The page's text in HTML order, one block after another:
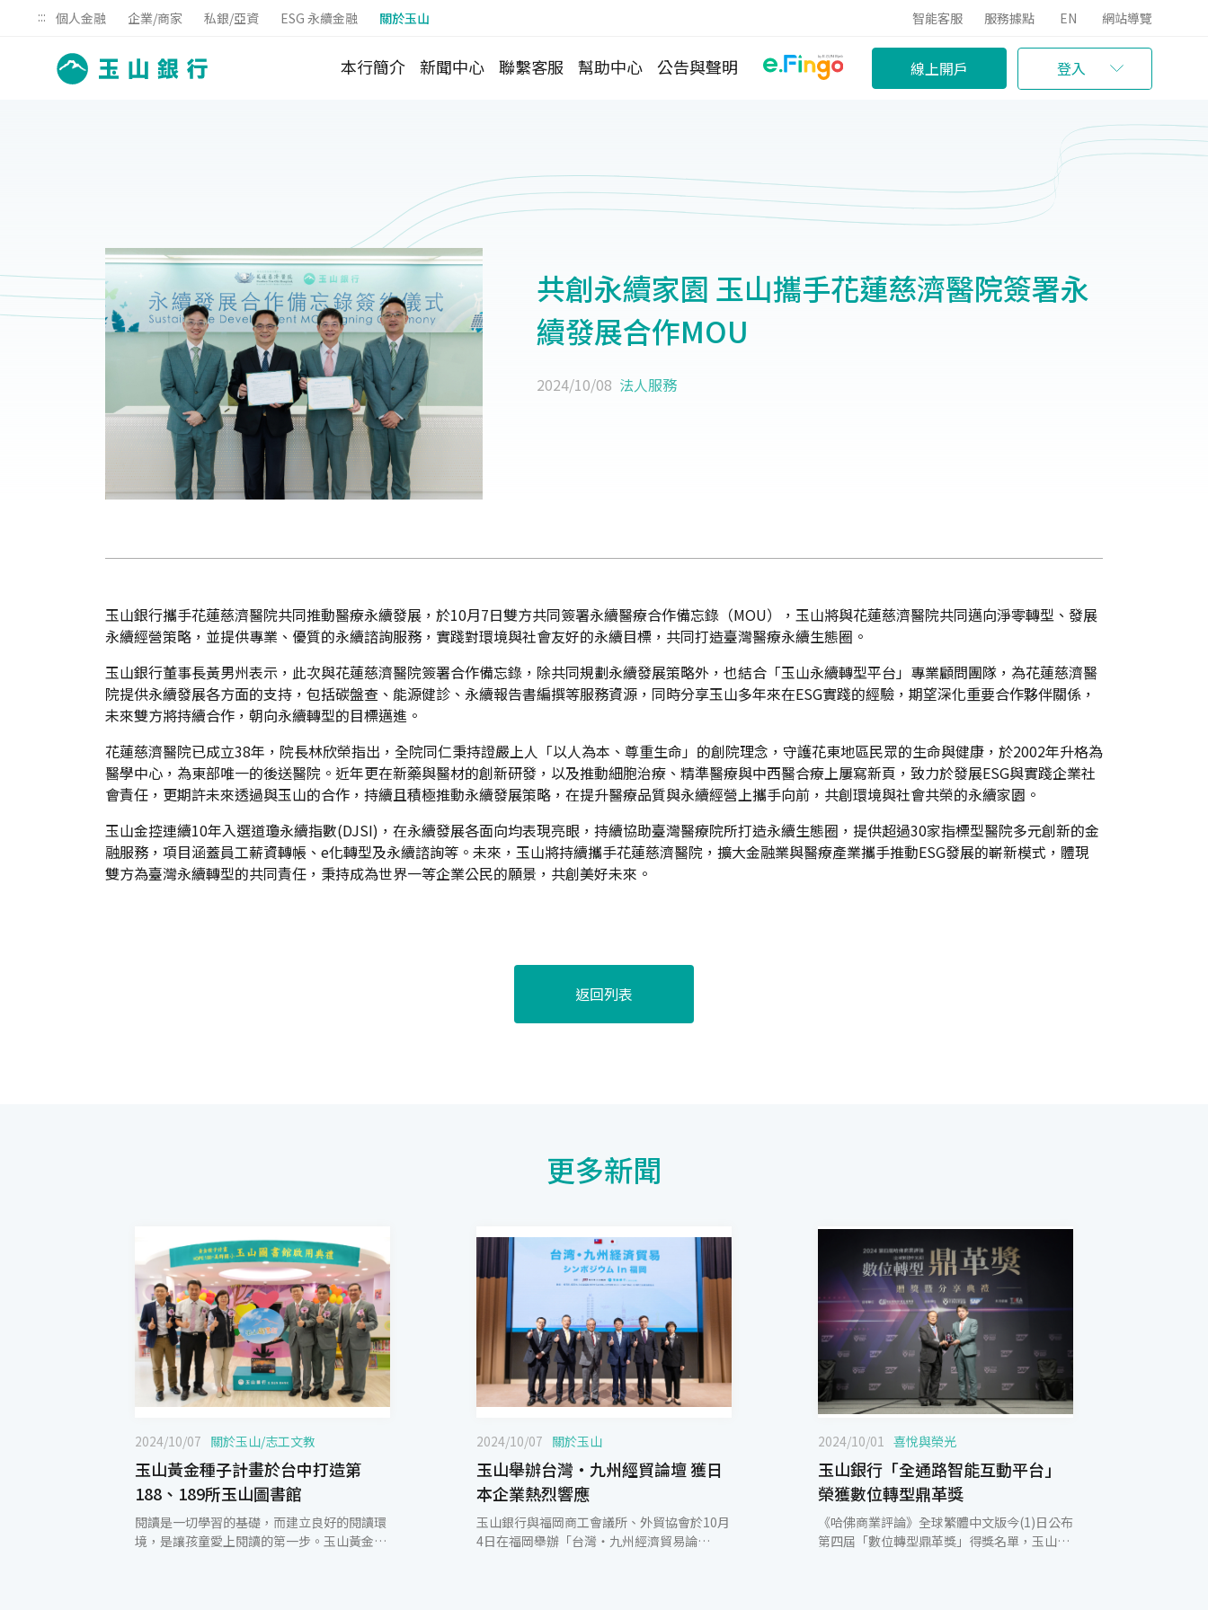
::: 個人金融 企業/商家 私銀/亞資 ESG 永續金融 關於玉山 智能客服 服務據點 EN 網站導覽
本行簡介 新聞中心 聯繫客服 幫助中心 公告與聲明 線上開戶 登入
共創永續家園 玉山攜手花蓮慈濟醫院簽署永
續發展合作MOU
2024/10/08 法人服務
玉山銀行攜手花蓮慈濟醫院共同推動醫療永續發展，於10月7日雙方共同簽署永續醫療合作備忘錄（MOU），玉山將與花蓮慈濟醫院共同邁向淨零轉型、發展
永續經營策略，並提供專業、優質的永續諮詢服務，實踐對環境與社會友好的永續目標，共同打造臺灣醫療永續生態圈。
玉山銀行董事長黃男州表示，此次與花蓮慈濟醫院簽署合作備忘錄，除共同規劃永續發展策略外，也結合「玉山永續轉型平台」專業顧問團隊，為花蓮慈濟醫
院提供永續發展各方面的支持，包括碳盤查、能源健診、永續報告書編撰等服務資源，同時分享玉山多年來在ESG實踐的經驗，期望深化重要合作夥伴關係，
未來雙方將持續合作，朝向永續轉型的目標邁進。
花蓮慈濟醫院已成立38年，院長林欣榮指出，全院同仁秉持證嚴上人「以人為本、尊重生命」的創院理念，守護花東地區民眾的生命與健康，於2002年升格為
醫學中心，為東部唯一的後送醫院。近年更在新藥與醫材的創新研發，以及推動細胞治療、精準醫療與中西醫合療上屢寫新頁，致力於發展ESG與實踐企業社
會責任，更期許未來透過與玉山的合作，持續且積極推動永續發展策略，在提升醫療品質與永續經營上攜手向前，共創環境與社會共榮的永續家園。
玉山金控連續10年入選道瓊永續指數(DJSI)，在永續發展各面向均表現亮眼，持續協助臺灣醫療院所打造永續生態圈，提供超過30家指標型醫院多元創新的金
融服務，項目涵蓋員工薪資轉帳、e化轉型及永續諮詢等。未來，玉山將持續攜手花蓮慈濟醫院，擴大金融業與醫療產業攜手推動ESG發展的嶄新模式，體現
雙方為臺灣永續轉型的共同責任，秉持成為世界一等企業公民的願景，共創美好未來。
返回列表
更多新聞
2024/10/07 關於玉山/志工文教
玉山黃金種子計畫於台中打造第
188、189所玉山圖書館
閱讀是一切學習的基礎，而建立良好的閱讀環
境，是讓孩童愛上閱讀的第一步。玉山黃金種
2024/10/07 關於玉山
玉山舉辦台灣・九州經貿論壇 獲日
本企業熱烈響應
玉山銀行與福岡商工會議所、外貿協會於10月
4日在福岡舉辦「台灣・九州經濟貿易論
2024/10/01 喜悅與榮光
玉山銀行「全通路智能互動平台」
榮獲數位轉型鼎革獎
《哈佛商業評論》全球繁體中文版今(1)日公布
第四屆「數位轉型鼎革獎」得獎名單，玉山銀